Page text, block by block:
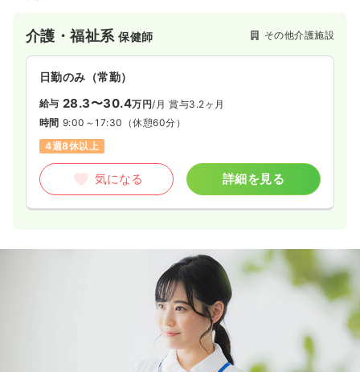
介護・福祉系保健師 その他介護施設
日勤のみ（常勤）
給与 28.3〜30.4万円/月 賞与3.2ヶ月
時間 9:00～17:30 （休憩60分）
4週8休以上
気になる 詳細を見る